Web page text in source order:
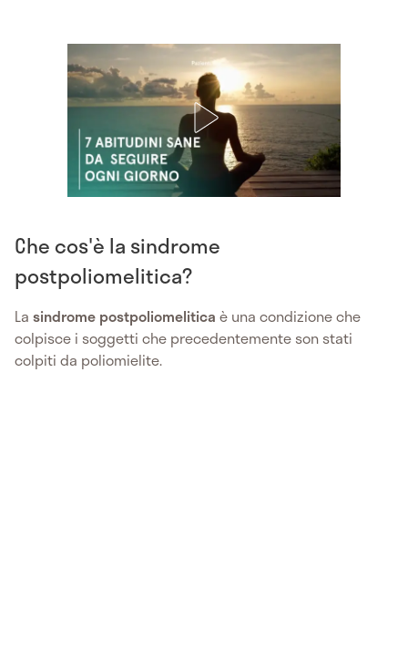
Che cos'è la sindrome
postpoliomelitica?
La sindrome postpoliomelitica è una condizione che
colpisce i soggetti che precedentemente son stati
colpiti da poliomielite.